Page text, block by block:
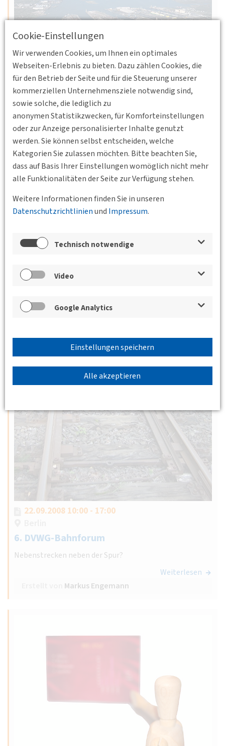
Cookie-Einstellungen
Wir verwenden Cookies, um Ihnen ein optimales
Webseiten-Erlebnis zu bieten. Dazu zählen Cookies, die
für den Betrieb der Seite und für die Steuerung unserer
kommerziellen Unternehmensziele notwendig sind,
sowie solche, die lediglich zu
anonymen Statistikzwecken, für Komforteinstellungen
oder zur Anzeige personalisierter Inhalte genutzt
werden. Sie können selbst entscheiden, welche
Kategorien Sie zulassen möchten. Bitte beachten Sie,
dass auf Basis Ihrer Einstellungen womöglich nicht mehr
alle Funktionalitäten der Seite zur Verfügung stehen.
Weitere Informationen finden Sie in unseren
Datenschutzrichtlinienund Impressum.
Technisch notwendige
Video
Google Analytics
Einstellungen speichern
Alle akzeptieren
09.10.2008 10:00 - 17:00
Rostock
6. DVWG-Baltisches Verkehrsforum
Umweltmanagement in Seehafenbetrieb und
Seehafenerweiterung - Herausforderungen im
wachsenden Ostseeverkehr
Weiterlesen
Erstellt vonMarkus Engemann
22.09.2008 10:00 - 17:00
6. DVWG-Bahnforum
Nebenstrecken neben der Spur?
Weiterlesen
Markus Engemann